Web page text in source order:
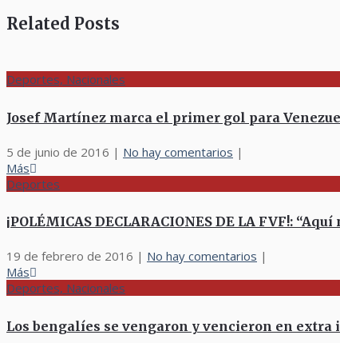
Related Posts
Deportes, Nacionales
Josef Martínez marca el primer gol para
5 de junio de 2016 | No hay comentarios |
Más
Deportes
¡POLÉMICAS DECLARACIONES DE LA FVF!:
19 de febrero de 2016 | No hay comentarios |
Más
Deportes, Nacionales
Los bengalíes se vengaron y vencieron en extra